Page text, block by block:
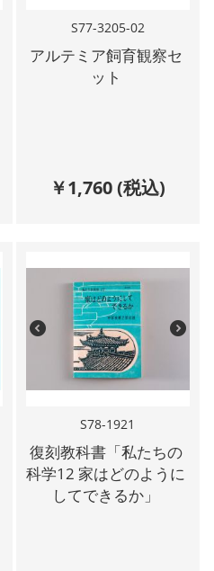
S77-3205-02
アルテミア飼育観察セ
ット
￥1,760(税込)
S78-1921
復刻教科書「私たちの
科学12 家はどのように
してできるか」